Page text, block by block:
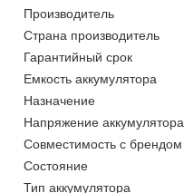
Производитель
Страна производитель
Гарантийный срок
Емкость аккумулятора
Назначение
Напряжение аккумулятора
Совместимость с брендом
Состояние
Тип аккумулятора